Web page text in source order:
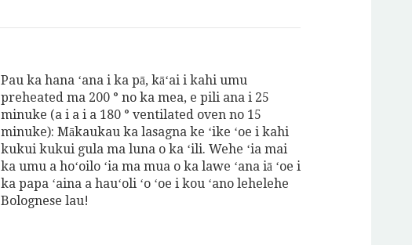
Pau ka hana ʻana i ka pā, kāʻai i kahi umu
preheated ma 200 ° no ka mea, e pili ana i 25
minuke (a i a i a 180 ° ventilated oven no 15
minuke): Mākaukau ka lasagna ke ʻike ʻoe i kahi
kukui kukui gula ma luna o ka ʻili. Wehe ʻia mai
ka umu a hoʻoilo ʻia ma mua o ka lawe ʻana iā ʻoe i
ka papa ʻaina a hauʻoli ʻo ʻoe i kou ʻano lehelehe
Bolognese lau!